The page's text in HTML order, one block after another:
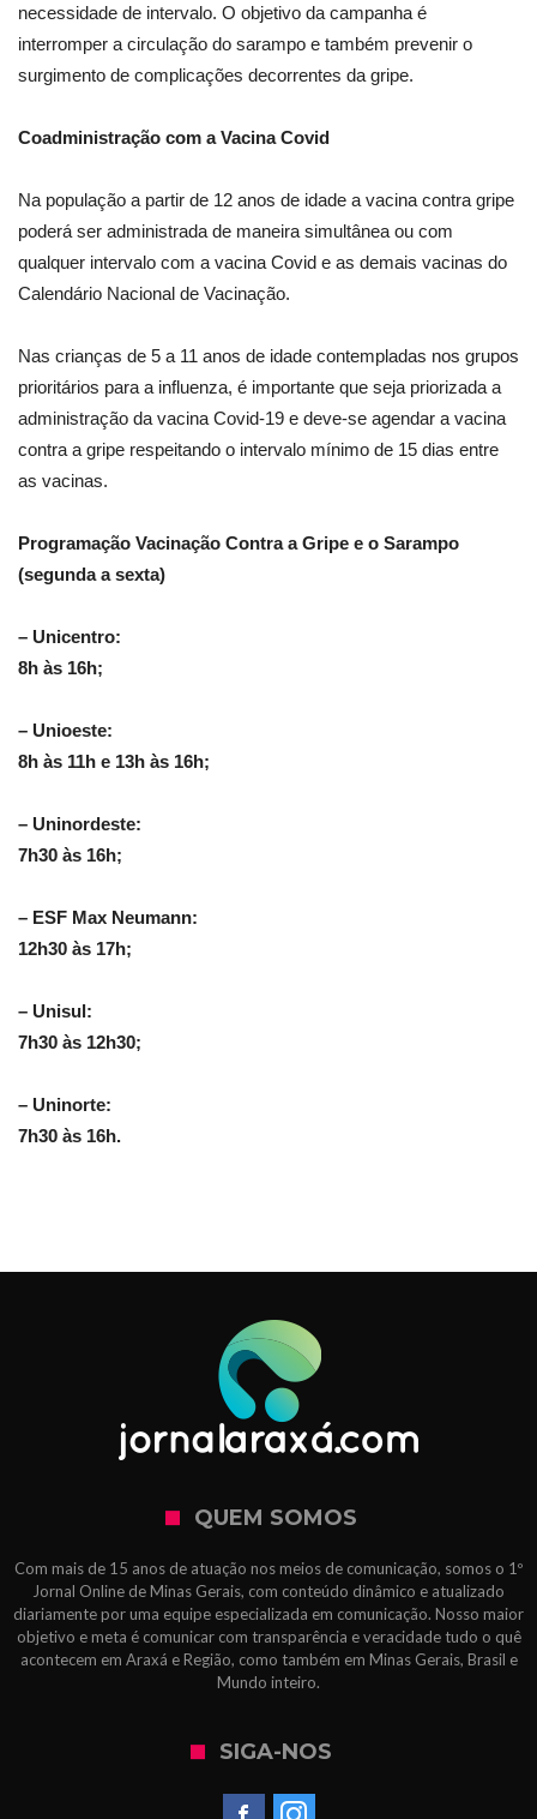
necessidade de intervalo. O objetivo da campanha é
interromper a circulação do sarampo e também prevenir o
surgimento de complicações decorrentes da gripe.
Coadministração com a Vacina Covid
Na população a partir de 12 anos de idade a vacina contra gripe
poderá ser administrada de maneira simultânea ou com
qualquer intervalo com a vacina Covid e as demais vacinas do
Calendário Nacional de Vacinação.
Nas crianças de 5 a 11 anos de idade contempladas nos grupos
prioritários para a influenza, é importante que seja priorizada a
administração da vacina Covid-19 e deve-se agendar a vacina
contra a gripe respeitando o intervalo mínimo de 15 dias entre
as vacinas.
Programação Vacinação Contra a Gripe e o Sarampo
(segunda a sexta)
– Unicentro:
8h às 16h;
– Unioeste:
8h às 11h e 13h às 16h;
– Uninordeste:
7h30 às 16h;
– ESF Max Neumann:
12h30 às 17h;
– Unisul:
7h30 às 12h30;
– Uninorte:
7h30 às 16h.
QUEM SOMOS
Com mais de 15 anos de atuação nos meios de comunicação, somos o 1º
Jornal Online de Minas Gerais, com conteúdo dinâmico e atualizado
diariamente por uma equipe especializada em comunicação. Nosso maior
objetivo e meta é comunicar com transparência e veracidade tudo o quê
acontecem em Araxá e Região, como também em Minas Gerais, Brasil e
Mundo inteiro.
SIGA-NOS